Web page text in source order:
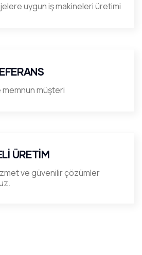
uygun iş makineleri üretimi
memnun müşteri
ÜRETİM
ve güvenilir çözümler